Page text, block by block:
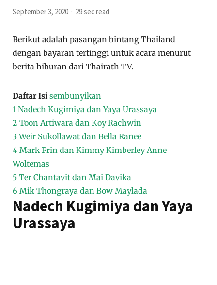
September 3, 2020 29 sec read
Berikut adalah pasangan bintang Thailand
dengan bayaran tertinggi untuk acara menurut
berita hiburan dari Thairath TV.
Daftar Isi sembunyikan
1 Nadech Kugimiya dan Yaya Urassaya
2 Toon Artiwara dan Koy Rachwin
3 Weir Sukollawat dan Bella Ranee
4 Mark Prin dan Kimmy Kimberley Anne
Woltemas
5 Ter Chantavit dan Mai Davika
6 Mik Thongraya dan Bow Maylada
Nadech Kugimiya dan Yaya
Urassaya